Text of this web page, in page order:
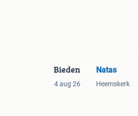
Bieden
4 aug 26
Natas
Heemskerk